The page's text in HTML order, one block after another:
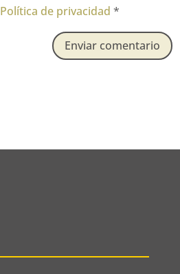
Política de privacidad*
Enviar comentario